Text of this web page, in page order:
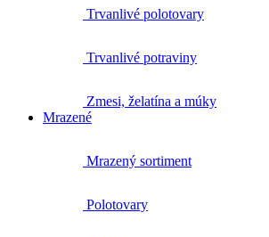
Trvanlivé polotovary
Trvanlivé potraviny
Zmesi, želatína a múky
Mrazené
Mrazený sortiment
Polotovary